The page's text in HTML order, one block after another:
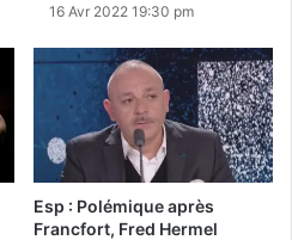
16 Avr 2022 19:30 pm
Esp : Polémique après
Francfort, Fred Hermel